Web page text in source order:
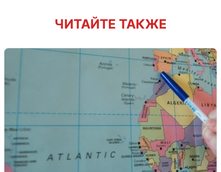
ЧИТАЙТЕ ТАКЖЕ